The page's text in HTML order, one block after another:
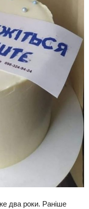
два роки. Раніше